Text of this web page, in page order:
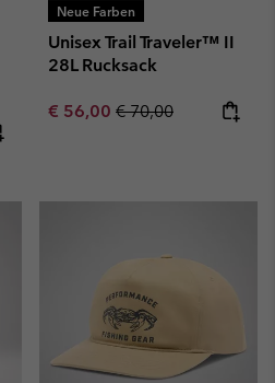
Neue Farben
Unisex Trail Traveler™ II
28L Rucksack
Sale price:
€ 56,00 Regular price:
€ 70,00